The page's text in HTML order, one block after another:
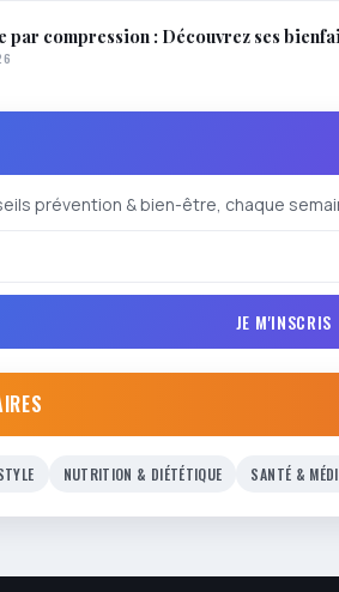
par compression : Découvrez ses
prévention & bien-être, chaque
JE M'INSCRIS
NUTRITION & DIÉTÉTIQUE SANTÉ &